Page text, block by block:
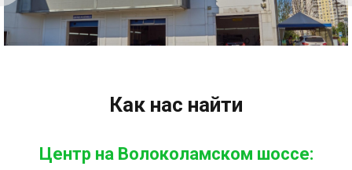
Как нас найти
Центр на Волоколамском шоссе: